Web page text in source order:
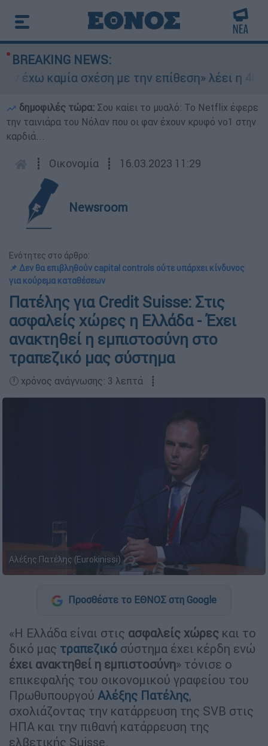
BREAKING NEWS:
καμία σχέση με την επίθεση» λέει η
δημοφιλές τώρα: Σου καίει το μυαλό: Το Netflix έφερε
την ταινιάρα του Νόλαν που οι φαν έχουν κρυφό νο1 στην
καρδιά...
┋ Οικονομία ┋ 16.03.2023 11:29
Newsroom
Ενότητες στο άρθρο:
📌 Δεν θα επιβληθούν capital controls ούτε υπάρχει κίνδυνος
για κούρεμα καταθέσεων
Πατέλης για Credit Suisse: Στις
ασφαλείς χώρες η Ελλάδα - Έχει
ανακτηθεί η εμπιστοσύνη στο
τραπεζικό μας σύστημα
🕛 χρόνος ανάγνωσης: 3 λεπτά ┋
Αλέξης Πατέλης (Eurokinissi)
Προσθέστε το ΕΘΝΟΣ στη Google
«Η Ελλάδα είναι στις ασφαλείς χώρες και το
δικό μας τραπεζικό σύστημα έχει κέρδη ενώ
έχει ανακτηθεί η εμπιστοσύνη» τόνισε ο
επικεφαλής του οικονομικού γραφείου του
Πρωθυπουργού Αλέξης Πατέλης,
σχολιάζοντας την κατάρρευση της SVB στις
ΗΠΑ και την πιθανή κατάρρευση της
ελβετικής Suisse.